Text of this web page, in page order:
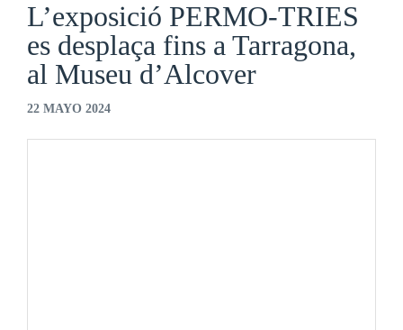
L’exposició PERMO-TRIES
es desplaça fins a Tarragona,
al Museu d’Alcover
22 MAYO 2024